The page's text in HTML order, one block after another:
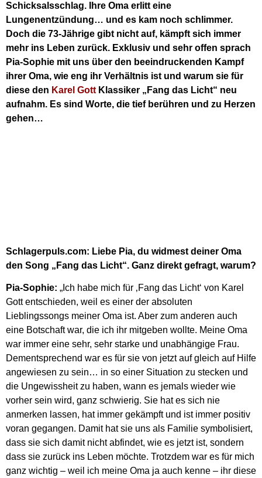
Schicksalsschlag. Ihre Oma erlitt eine
Lungenentzündung… und es kam noch schlimmer.
Doch die 73-Jährige gibt nicht auf, kämpft sich immer
mehr ins Leben zurück. Exklusiv und sehr offen sprach
Pia-Sophie mit uns über den beeindruckenden Kampf
ihrer Oma, wie eng ihr Verhältnis ist und warum sie für
diese den Karel Gott Klassiker „Fang das Licht“ neu
aufnahm. Es sind Worte, die tief berühren und zu Herzen
gehen…
Schlagerpuls.com: Liebe Pia, du widmest deiner Oma
den Song „Fang das Licht“. Ganz direkt gefragt, warum?
Pia-Sophie: „Ich habe mich für ‚Fang das Licht‘ von Karel
Gott entschieden, weil es einer der absoluten
Lieblingssongs meiner Oma ist. Aber zum anderen auch
eine Botschaft war, die ich ihr mitgeben wollte. Meine Oma
war immer eine sehr, sehr starke und unabhängige Frau.
Dementsprechend war es für sie von jetzt auf gleich auf Hilfe
angewiesen zu sein… in so einer Situation zu stecken und
die Ungewissheit zu haben, wann es jemals wieder wie
vorher sein wird, ganz schwierig. Sie hat es sich nie
anmerken lassen, hat immer gekämpft und ist immer positiv
voran gegangen. Damit hat sie uns als Familie symbolisiert,
dass sie sich damit nicht abfindet, wie es jetzt ist, sondern
dass sie zurück ins Leben möchte. Trotzdem war es für mich
ganz wichtig – weil ich meine Oma ja auch kenne – ihr diese